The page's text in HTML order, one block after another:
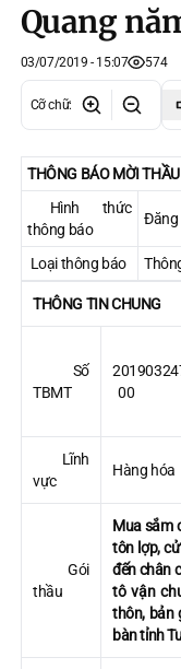
Quang
03/07/2019 - 15:07 574
Cỡ chữ:
THÔNG BÁO MỜI THẦU
Hình thức
thông báo
Đăng
Loại thông báo
THÔNG TIN CHUNG
Số
TBMT
00
Lĩnh
vực
Hàng hóa
Gói
thầu
Mua sắm
tôn lợp,
đến chân
tô vận
thôn, bản
bàn tỉnh